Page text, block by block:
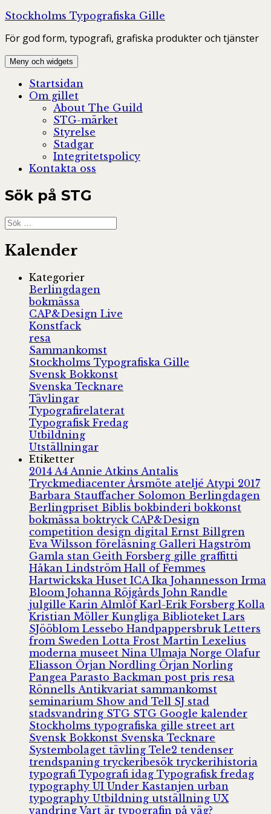
Hoppa
innehåll
Stockholms Typografiska Gille
För god form, typografi, grafiska produkter och tjänster
Meny och widgets
Startsidan
Om gillet
About The Guild
STG-märket
Styrelse
Stadgar
Integritetspolicy
Kontakta oss
Sök på STG
Sök
efter:
Kalender
Kategorier
Berlingdagen
bokmässa
CAP&Design Live
Konstfack
resa
Sammankomst
Stockholms Typografiska Gille
Svensk Bokkonst
Svenska Tecknare
Tävlingar
Typografirelaterat
Typografisk Fredag
Utbildning
Utställningar
Etiketter
2014 A4 Annie Atkins Antalis
Tryckmediacenter Årsmöte ateljé Atypi 2017
Barbara Stauffacher Solomon Berlingdagen
Berlingpriset Biblisbokbinderibokkonst
bokmässaboktryck CAP&Design
competition design digital Ernst Billgren
Eva Wilsson föreläsning Galleri Hagström
Gamla stan Geith Forsberg gille graffitti
Håkan Lindström Hall of Femmes
Hartwickska Huset ICA Ika Johannesson Irma
Bloom Johanna Röjgårds John Randle
julgille Karin Almlöf Karl-Erik Forsberg Kolla
Kristian Möller Kungliga Biblioteket Lars
SJööblom Lessebo Handpappersbruk Letters
from Sweden Lotta Frost Martin Lexelius
moderna museet Nina Ulmaja Norge Olafur
Eliasson Örjan Nordling Örjan Norling
Pangea Parasto Backman post pris resa
Rönnells Antikvariat sammankomst
seminarium Show and Tell SJ stad
stadsvandring STG STG Google kalender
Stockholms typografiska gille street art
Svensk Bokkonst Svenska Tecknare
Systembolaget tävling Tele2 tendenser
trendspaning tryckeribesök tryckerihistoria
typografi Typografi idag Typografisk fredag
typography UI Under Kastanjen urban
typography Utbildning utställning UX
vandring Vart är typografin på väg?